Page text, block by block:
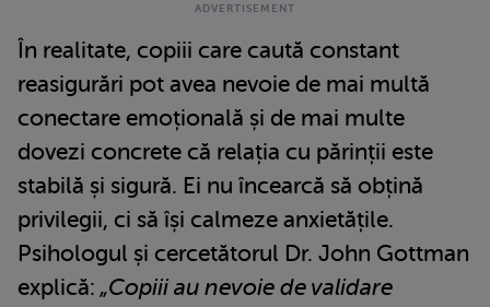
În realitate, copiii care caută constant
reasigurări pot avea nevoie de mai multă
conectare emoțională și de mai multe
dovezi concrete că relația cu părinții este
stabilă și sigură. Ei nu încearcă să obțină
privilegii, ci să își calmeze anxietățile.
Psihologul și cercetătorul Dr. John Gottman
explică: „Copiii au nevoie de validare